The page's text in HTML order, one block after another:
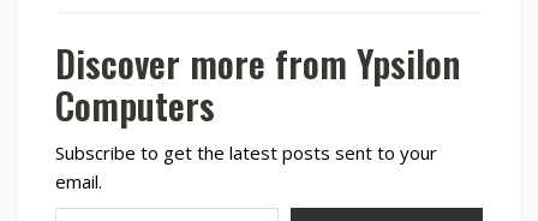
Discover more from Ypsilon
Computers
Subscribe to get the latest posts sent to your
email.
Type your email…